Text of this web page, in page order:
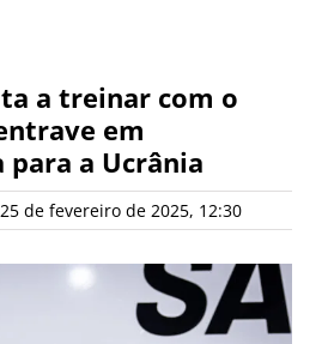
a treinar com o
em
a Ucrânia
25 de fevereiro de 2025, 12:30